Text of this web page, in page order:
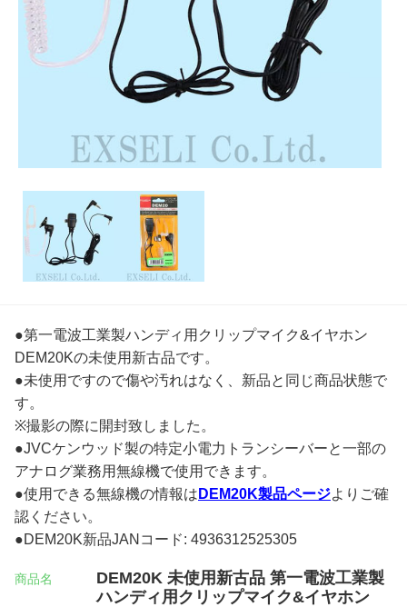
●第一電波工業製ハンディ用クリップマイク&イヤホン
DEM20Kの未使用新古品です。
●未使用ですので傷や汚れはなく、新品と同じ商品状態で
す。
※撮影の際に開封致しました。
●JVCケンウッド製の特定小電力トランシーバーと一部の
アナログ業務用無線機で使用できます。
●使用できる無線機の情報は DEM20K製品ページよりご確
認ください。
●DEM20K新品JANコード: 4936312525305
商品名
DEM20K 未使用新古品 第一電波工業製
ハンディ用クリップマイク&イヤホン